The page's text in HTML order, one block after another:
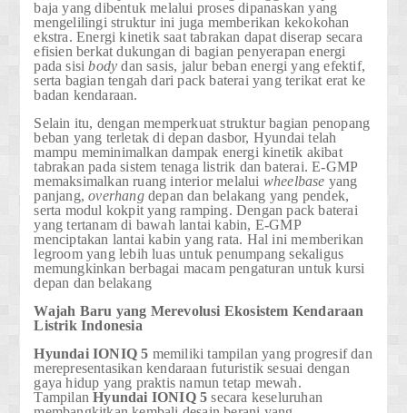
baja yang dibentuk melalui proses dipanaskan yang
mengelilingi struktur ini juga memberikan kekokohan
ekstra. Energi kinetik saat tabrakan dapat diserap secara
efisien berkat dukungan di bagian penyerapan energi
pada sisibody dan sasis, jalur beban energi yang efektif,
serta bagian tengah dari pack baterai yang terikat erat ke
badan kendaraan.
Selain itu, dengan memperkuat struktur bagian penopang
beban yang terletak di depan dasbor, Hyundai telah
mampu meminimalkan dampak energi kinetik akibat
tabrakan pada sistem tenaga listrik dan baterai. E-GMP
memaksimalkan ruang interior melalui wheelbase yang
panjang,overhangdepan dan belakang yang pendek,
serta modul kokpit yang ramping. Dengan pack baterai
yang tertanam di bawah lantai kabin, E-GMP
menciptakan lantai kabin yang rata. Hal ini memberikan
legroom yang lebih luas untuk penumpang sekaligus
memungkinkan berbagai macam pengaturan untuk kursi
depan dan belakang
Wajah Baru yang Merevolusi Ekosistem Kendaraan
Listrik Indonesia
HyundaiIONIQ 5 memiliki tampilan yang progresif dan
merepresentasikan kendaraan futuristik sesuai dengan
gaya hidup yang praktis namun tetap mewah.
TampilanHyundai IONIQ 5 secara keseluruhan